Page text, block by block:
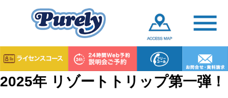
2025年 リゾートトリップ第一弾！